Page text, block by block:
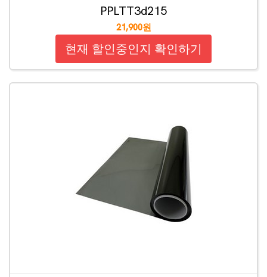
PPLTT3d215
21,900원
현재 할인중인지 확인하기